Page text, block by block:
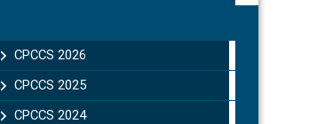
Sidebar
CPCCS 2026
CPCCS 2025
CPCCS 2024